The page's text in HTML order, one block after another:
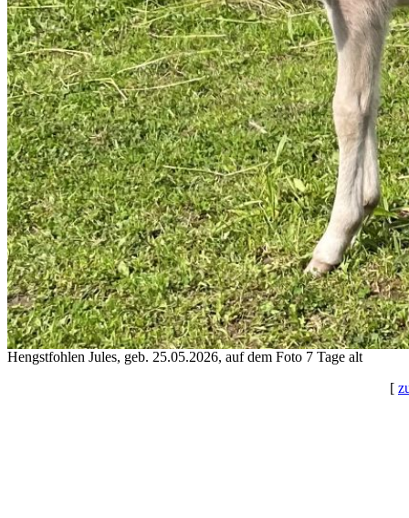
Hengstfohlen Jules, geb. 25.05.2026, auf dem Foto 7 Tage alt
[